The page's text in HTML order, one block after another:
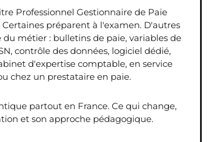
Professionnel Gestionnaire de Paie
Certaines préparent à l'examen. D'autres
métier : bulletins de paie, variables de
contrôle des données, logiciel dédié,
d'expertise comptable, en service
chez un prestataire en paie.
partout en France. Ce qui change,
et son approche pédagogique.